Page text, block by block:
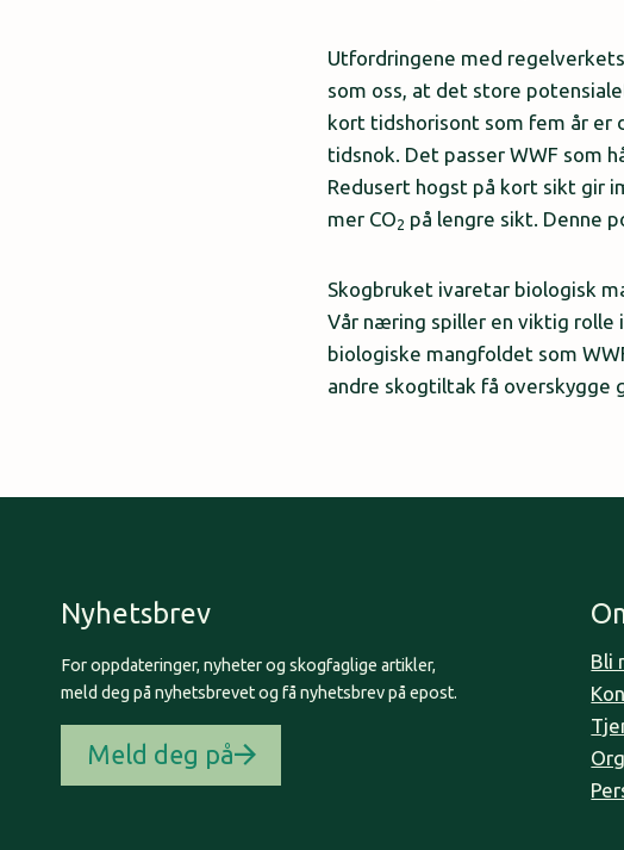
Utfordringene med
som oss, at det store
kort tidshorisont som fem år er
tidsnok. Det passer WWF som
Redusert hogst på kort sikt gir
mer CO2 på lengre sikt. Denne
Skogbruket ivaretar biologisk
Vår næring spiller en viktig rolle
biologiske mangfoldet som
andre skogtiltak få overskygge
Nyhetsbrev
For oppdateringer, nyheter og skogfaglige artikler,
meld deg på nyhetsbrevet og få nyhetsbrev på epost.
Meld deg på
Bli